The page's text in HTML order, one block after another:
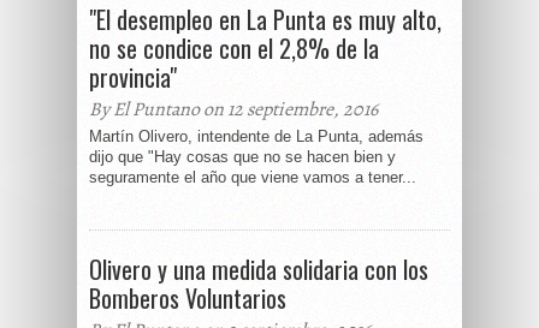
"El desempleo en La Punta es muy alto,
no se condice con el 2,8% de la
provincia"
By El Puntano on 12 septiembre, 2016
Martín Olivero, intendente de La Punta, además
dijo que "Hay cosas que no se hacen bien y
seguramente el año que viene vamos a tener...
Olivero y una medida solidaria con los
Bomberos Voluntarios